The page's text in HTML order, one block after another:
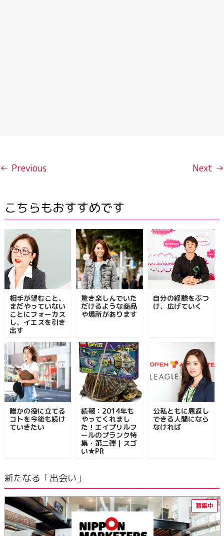
← Previous Next →
こちらもおすすめです
相手が望むこと、
まだやっていない
ことにフォーカス
し、イエスを引き
出す
驚き楽しんでいた
だけるような商品
や場所があります
自分の経験をぶつ
け、広げていく
誰かの役に立てる
コトを今後も続け
ていきたい
続報：2014年も
やってくれまし
た！エイプリルフ
ールのプランク特
集・第二弾｜スゴ
い★PR
公私ともに恩返し
できる人間になら
なければ
新たなる「出会い」